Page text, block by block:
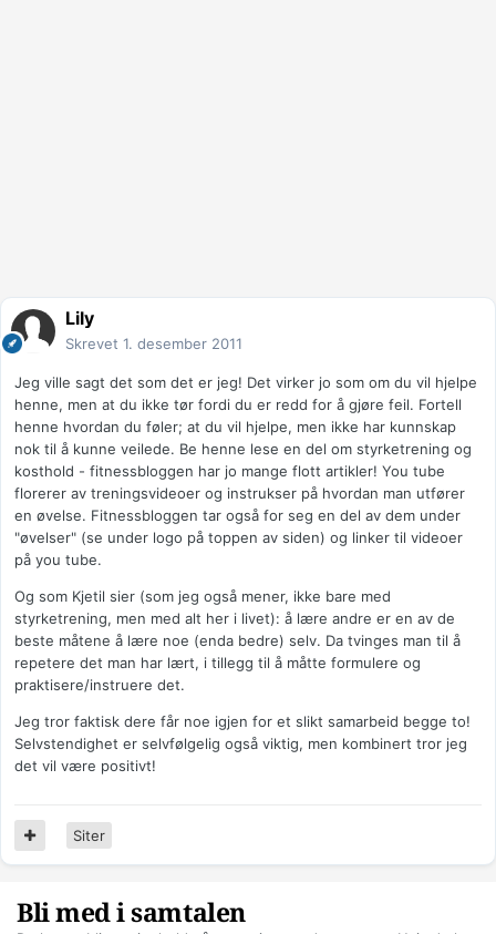
Lily
Skrevet 1. desember 2011
Jeg ville sagt det som det er jeg! Det virker jo som om du vil hjelpe
henne, men at du ikke tør fordi du er redd for å gjøre feil. Fortell
henne hvordan du føler; at du vil hjelpe, men ikke har kunnskap
nok til å kunne veilede. Be henne lese en del om styrketrening og
kosthold - fitnessbloggen har jo mange flott artikler! You tube
florerer av treningsvideoer og instrukser på hvordan man utfører
en øvelse. Fitnessbloggen tar også for seg en del av dem under
"øvelser" (se under logo på toppen av siden) og linker til videoer
på you tube.
Og som Kjetil sier (som jeg også mener, ikke bare med
styrketrening, men med alt her i livet): å lære andre er en av de
beste måtene å lære noe (enda bedre) selv. Da tvinges man til å
repetere det man har lært, i tillegg til å måtte formulere og
praktisere/instruere det.
Jeg tror faktisk dere får noe igjen for et slikt samarbeid begge to!
Selvstendighet er selvfølgelig også viktig, men kombinert tror jeg
det vil være positivt!
Siter
Bli med i samtalen